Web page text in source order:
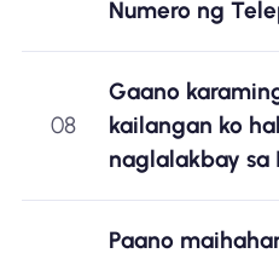
Numero ng
08
Gaano
kailangan ko
naglalakbay sa
Paano